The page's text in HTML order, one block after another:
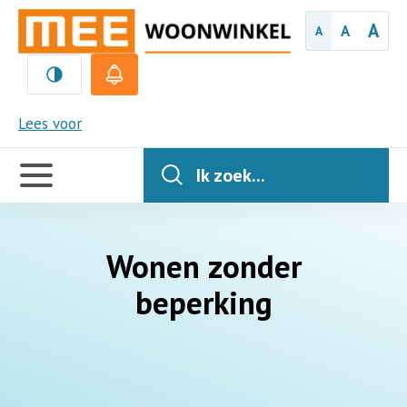
A A A
Lees voor
MEE
Handige
links
Ik zoek...
Wonen zonder
beperking